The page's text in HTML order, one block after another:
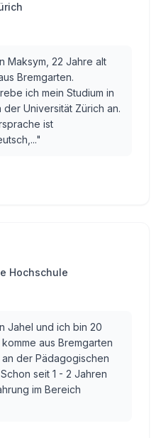
Maksym, 22 Jahre alt
Bremgarten.
ich mein Studium in
der Universität Zürich an.
ist
"
Hochschule
Jahel und ich bin 20
aus Bremgarten
der Pädagogischen
seit 1 - 2 Jahren
im Bereich